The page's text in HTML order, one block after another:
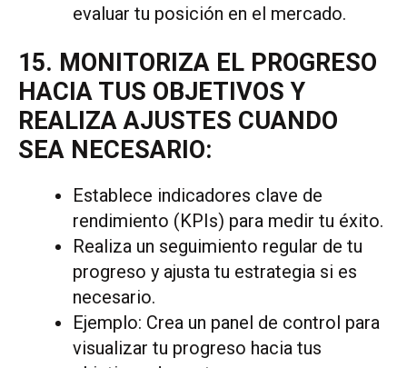
evaluar tu posición en el mercado.
15. MONITORIZA EL PROGRESO
HACIA TUS OBJETIVOS Y
REALIZA AJUSTES CUANDO
SEA NECESARIO:
Establece indicadores clave de
rendimiento (KPIs) para medir tu éxito.
Realiza un seguimiento regular de tu
progreso y ajusta tu estrategia si es
necesario.
Ejemplo: Crea un panel de control para
visualizar tu progreso hacia tus